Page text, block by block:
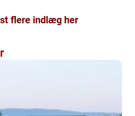
flere indlæg her